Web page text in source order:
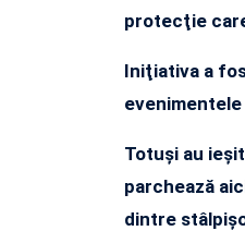
protecţie
Iniţiativa a
Totuşi au
parchează
dintre